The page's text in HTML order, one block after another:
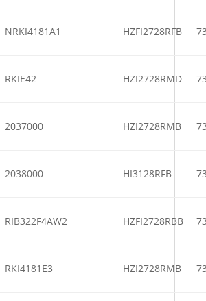
NRKI4181A1 HZFI2728RFB
RKIE42 HZI2728RMD
2037000 HZI2728RMB
2038000 HI3128RFB
RIB322F4AW2 HZFI2728RBB
RKI4181E3 HZI2728RMB